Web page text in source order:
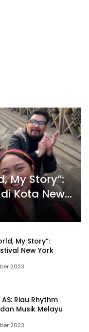
My Story”:
Kota New
My Story”:
New York
2023
Riau Rhythm
Musik Melayu
2023